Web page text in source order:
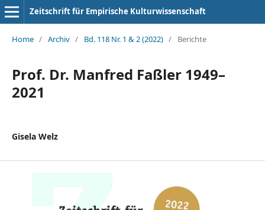
Zeitschrift für Empirische Kulturwissenschaft
Home / Archiv / Bd. 118 Nr. 1 & 2 (2022) / Berichte
Prof. Dr. Manfred Faßler 1949–
2021
Gisela Welz